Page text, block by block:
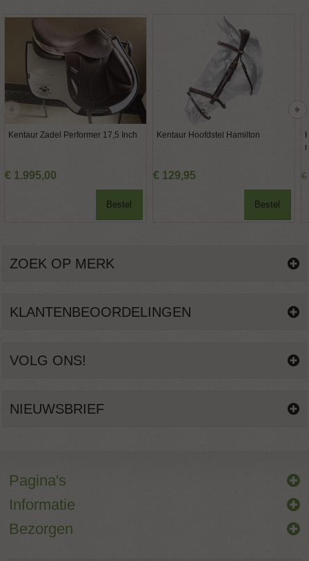
Kentaur Zadel Performer 17,5 Inch
€ 1.995,00
Bestel
Kentaur Hoofdstel Hamilton
€ 129,95
Bestel
€
ZOEK OP MERK
KLANTENBEOORDELINGEN
VOLG ONS!
NIEUWSBRIEF
Pagina's
Informatie
Bezorgen